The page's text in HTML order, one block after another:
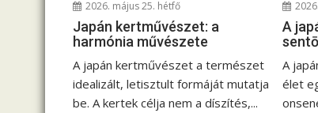
á
c
ó
2026. május 25. hétfő
Japán kertművészet: a
harmónia művészete
A japán kertművészet a természet
idealizált, letisztult formáját mutatja
be. A kertek célja nem a díszítés,...
A
sentō
A
élet